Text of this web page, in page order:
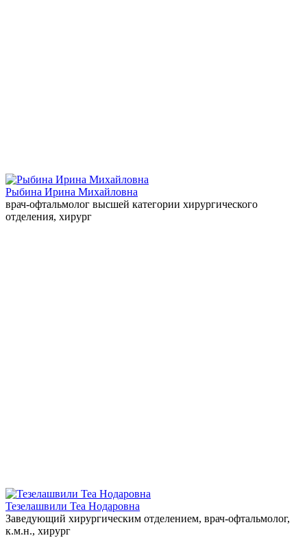
Рыбина Ирина Михайловна
врач-офтальмолог высшей категории хирургического
отделения, хирург
Тезелашвили Теа Нодаровна
Заведующий хирургическим отделением, врач-офтальмолог,
к.м.н., хирург